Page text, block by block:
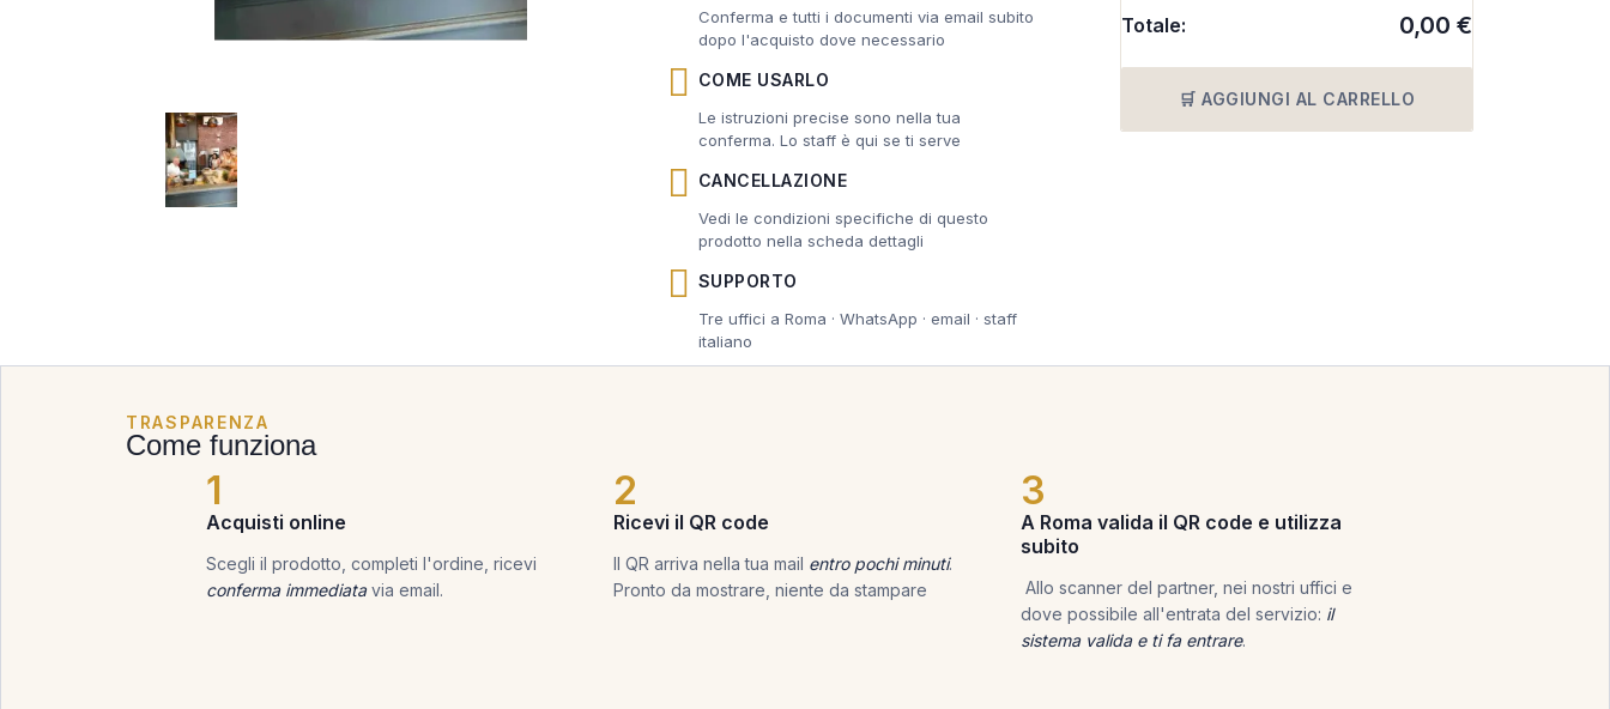
Conferma e tutti i documenti via email subito
dopo l'acquisto dove necessario
COME USARLO
Le istruzioni precise sono nella tua
conferma. Lo staff è qui se ti serve
CANCELLAZIONE
Vedi le condizioni specifiche di questo
prodotto nella scheda dettagli
SUPPORTO
Tre uffici a Roma · WhatsApp · email · staff
italiano
Totale: 0,00 €
🛒 AGGIUNGI AL CARRELLO
TRASPARENZA
Come funziona
1
Acquisti online
Scegli il prodotto, completi l'ordine, ricevi
conferma immediatavia email.
2
Ricevi il QR code
Il QR arriva nella tua mail entro pochi minuti.
Pronto da mostrare, niente da stampare
3
A Roma valida il QR code e utilizza
subito
Allo scanner del partner, nei nostri uffici e
dove possibile all'entrata del servizio: il
sistema valida e ti fa entrare.